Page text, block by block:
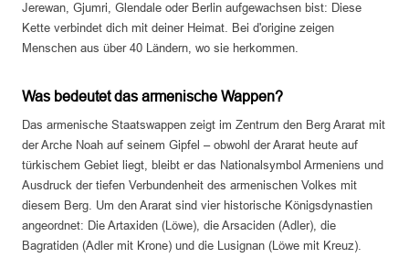
Jerewan, Gjumri, Glendale oder Berlin aufgewachsen bist: Diese
Kette verbindet dich mit deiner Heimat. Bei d'origine zeigen
Menschen aus über 40 Ländern, wo sie herkommen.
Was bedeutet das armenische Wappen?
Das armenische Staatswappen zeigt im Zentrum den Berg Ararat mit
der Arche Noah auf seinem Gipfel – obwohl der Ararat heute auf
türkischem Gebiet liegt, bleibt er das Nationalsymbol Armeniens und
Ausdruck der tiefen Verbundenheit des armenischen Volkes mit
diesem Berg. Um den Ararat sind vier historische Königsdynastien
angeordnet: Die Artaxiden (Löwe), die Arsaciden (Adler), die
Bagratiden (Adler mit Krone) und die Lusignan (Löwe mit Kreuz).